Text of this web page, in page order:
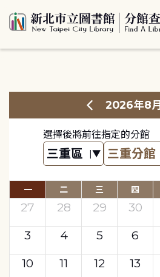
2026年8月
選擇後將前往指定的分館
一 二 三 四
27 28 29 30
3
4 5 6
10
11 12 13